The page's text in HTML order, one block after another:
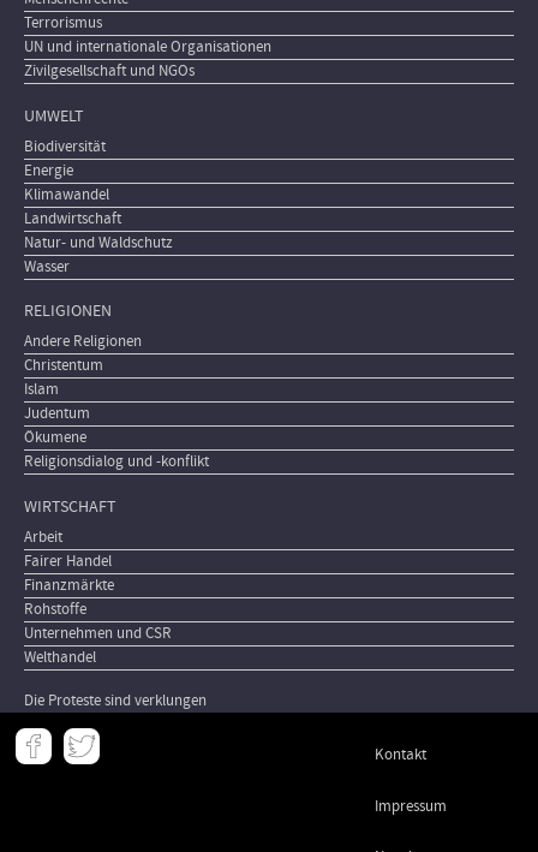
Terrorismus
UN und internationale Organisationen
Zivilgesellschaft und NGOs
UMWELT
Biodiversität
Energie
Klimawandel
Landwirtschaft
Natur- und Waldschutz
Wasser
RELIGIONEN
Andere Religionen
Christentum
Islam
Judentum
Ökumene
Religionsdialog und -konflikt
WIRTSCHAFT
Arbeit
Fairer Handel
Finanzmärkte
Rohstoffe
Unternehmen und CSR
Welthandel
Die Proteste sind verklungen
Meta
- Kontakt
Impressum